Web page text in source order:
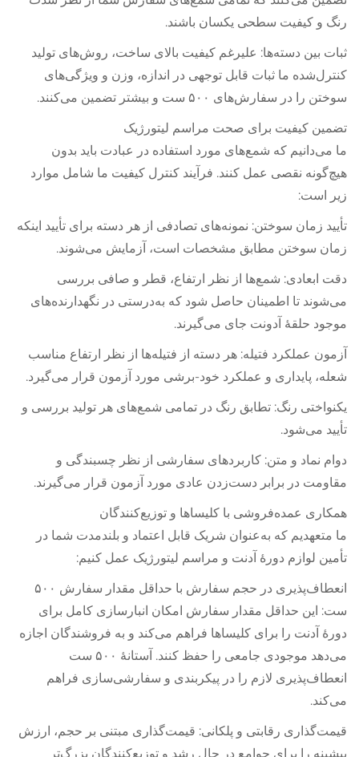
رنگ و کیفیت سطحی یکسان باشند.
ثبات بین دسته‌ها: علیرغم کیفیت بالای ساخت، روش‌های تولید
کنترل‌شده ما ثبات قابل توجهی در اندازه، وزن و ویژگی‌های
سوختن را در سفارش‌های ۵۰۰ ست و بیشتر تضمین می‌کنند.
تضمین کیفیت برای صحت مراسم لیتورژیک
ما می‌دانیم که شمع‌های مورد استفاده در عبادت باید بدون
هیچ‌گونه نقصی عمل کنند. فرآیند کنترل کیفیت ما شامل موارد
زیر است:
تأیید زمان سوختن: نمونه‌های تصادفی از هر دسته برای تأیید اینکه
زمان سوختن مطابق مشخصات است، آزمایش می‌شوند.
دقت ابعادی: شمع‌ها از نظر ارتفاع، قطر و صافی بررسی
می‌شوند تا اطمینان حاصل شود که به‌درستی در نگهدارنده‌های
موجود حلقهٔ آدونت جای می‌گیرند.
آزمون عملکرد فتیله: هر دسته از فتیله‌ها از نظر ارتفاع مناسب
شعله، پایداری و عملکرد خود-برشی مورد آزمون قرار می‌گیرد.
یکنواختی رنگ: تطابق رنگ در تمامی شمع‌های هر تولید بررسی و
تأیید می‌شود.
دوام نماد و متن: کاربردهای سفارشی از نظر چسبندگی و
مقاومت در برابر دست‌زدن عادی مورد آزمون قرار می‌گیرند.
همکاری عمده‌فروشی با کلیساها و توزیع‌کنندگان
ما متعهدیم که به‌عنوان شریک قابل اعتماد و بلندمدت شما در
تأمین لوازم دورهٔ آدنت و مراسم لیتورژیک عمل کنیم:
انعطاف‌پذیری در حجم سفارش با حداقل مقدار سفارش ۵۰۰
ست: این حداقل مقدار سفارش امکان انبارسازی کامل برای
دورهٔ آدنت را برای کلیساها فراهم می‌کند و به فروشندگان اجازه
می‌دهد موجودی جامعی را حفظ کنند. آستانهٔ ۵۰۰ ست
انعطاف‌پذیری لازم را در پیکربندی و سفارشی‌سازی فراهم
می‌کند.
قیمت‌گذاری رقابتی و پلکانی: قیمت‌گذاری مبتنی بر حجم، ارزش
بیشینه را برای جوامع در حال رشد و توزیع‌کنندگان بزرگ‌تر